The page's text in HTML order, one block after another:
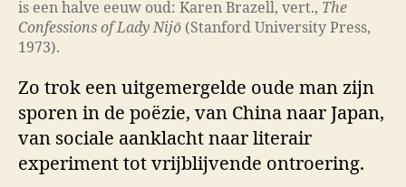
is een halve eeuw oud: Karen Brazell, vert., The
Confessions of Lady Nijō (Stanford University Press,
1973).
Zo trok een uitgemergelde oude man zijn
sporen in de poëzie, van China naar Japan,
van sociale aanklacht naar literair
experiment tot vrijblijvende ontroering.